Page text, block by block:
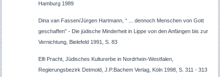
Hamburg 1989
Dina van Fassen/Jürgen Hartmann, “ ... dennoch Menschen von Gott
geschaffen” - Die jüdische Minderheit in Lippe von den Anfängen bis zur
Vernichtung, Bielefeld 1991, S. 83
Elfi Pracht, Jüdisches Kulturerbe in Nordrhein-Westfalen,
Regierungsbezirk Detmold, J.P.Bachem Verlag, Köln 1998, S. 311 - 313